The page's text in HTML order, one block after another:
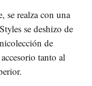
se realza con una
se deshizo de
de
tanto al